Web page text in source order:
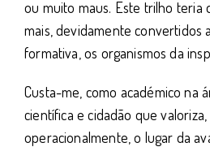
ou muito maus. Este trilho teria
mais, devidamente convertidos
formativa, os organismos da
Custa-me, como académico na
científica e cidadão que
operacionalmente, o lugar da